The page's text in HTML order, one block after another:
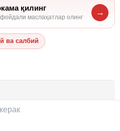
қилинг
фойдали маслаҳатлар олинг
→
ва салбий